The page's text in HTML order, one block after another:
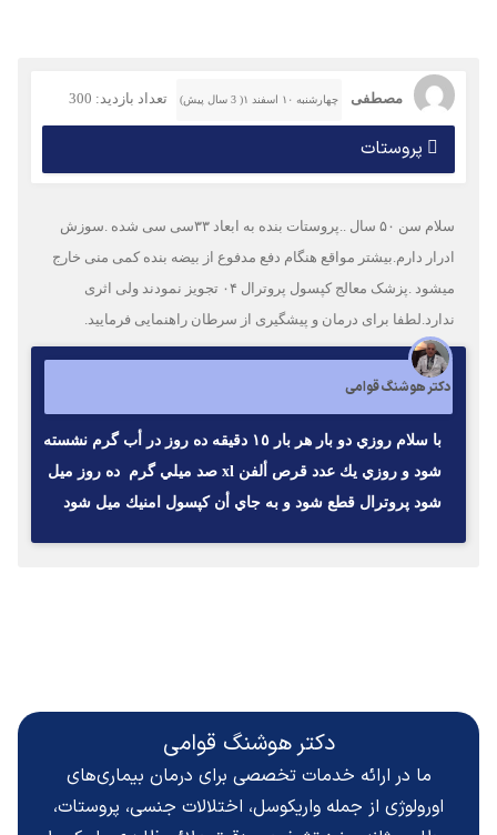
مصطفی چهارشنبه ۱۰ اسفند ۱( 3 سال پیش) تعداد بازدید: 300
پروستات
سلام سن ۵۰ سال ..پروستات بنده به ابعاد ۳۳سی سی شده .سوزش
ادرار دارم.بیشتر مواقع هنگام دفع مدفوع از بیضه بنده کمی منی خارج
میشود .پزشک معالج کپسول پروترال ۰۴ تجویز نمودند ولی اثری
ندارد.لطفا برای درمان و پیشگیری از سرطان راهنمایی فرمایید.
دکتر هوشنگ قوامی
با سلام روزي دو بار هر بار ١٥ دقيقه ده روز در أب گرم نشسته
شود و روزي يك عدد قرص ألفن xl صد ميلي گرم ده روز ميل
شود پروترال قطع شود و به جاي أن كپسول امنيك ميل شود
دکتر هوشنگ قوامی
ما در ارائه خدمات تخصصی برای درمان بیماری‌های
اورولوژی از جمله واریکوسل، اختلالات جنسی، پروستات،